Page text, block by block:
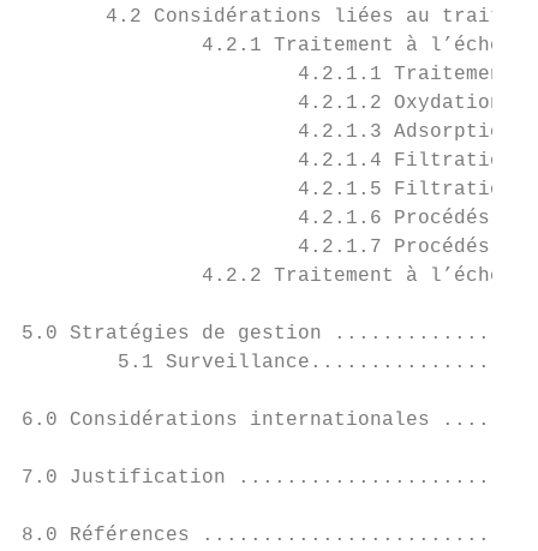
4.2 Considérations liées au
4.2.1 Traitement à
4.2.1.1 Traitement
4.2.1.2 Oxydation
4.2.1.3
4.2.1.4 Filtration
4.2.1.5 Filtration
4.2.1.6 Procédés
4.2.1.7 Procédés
4.2.2 Traitement à
5.0 Stratégies de gestion
5.1
6.0 Considérations
7.0 Justification
8.0 Références